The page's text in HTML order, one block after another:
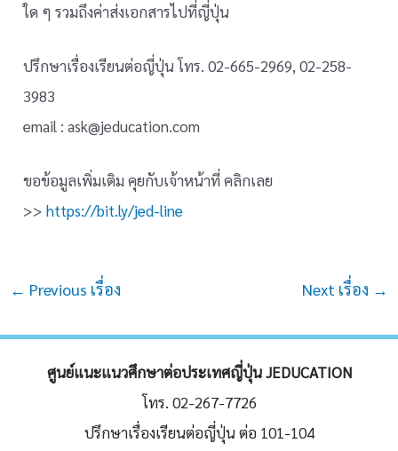
ใด ๆ รวมถึงค่าส่งเอกสารไปที่ญี่ปุ่น
ปรึกษาเรื่องเรียนต่อญี่ปุ่น โทร. 02-665-2969, 02-258-
3983
email : ask@jeducation.com
ขอข้อมูลเพิ่มเติม คุยกับเจ้าหน้าที่ คลิกเลย
>>https://bit.ly/jed-line
Post
← Previous เรื่อง Next เรื่อง →
ศูนย์แนะแนวศึกษาต่อประเทศญี่ปุ่น JEDUCATION
โทร. 02-267-7726
ปรึกษาเรื่องเรียนต่อญี่ปุ่น ต่อ 101-104